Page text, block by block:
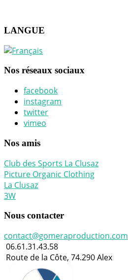
LANGUE
Nos réseaux sociaux
facebook
instagram
twitter
vimeo
Nos amis
Club des Sports La Clusaz
Picture Organic Clothing
La Clusaz
3W
Nous contacter
contact@gomeraproduction.com
06.61.31.43.58
Route de la Côte, 74.290 Alex